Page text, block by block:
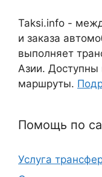
Taksi.info -
и заказа
выполняет
Азии.
маршруты.
Помощь по
Услуга